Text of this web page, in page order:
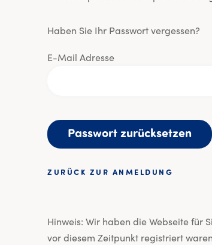
Haben Sie Ihr Passwort vergessen?
E-Mail Adresse
Passwort zurücksetzen
ZURÜCK ZUR ANMELDUNG
Hinweis: Wir haben die Webseite für
vor diesem Zeitpunkt registriert